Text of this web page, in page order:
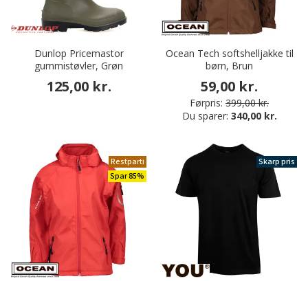
Dunlop Pricemastor
gummistøvler, Grøn
125,00 kr.
Ocean Tech softshelljakke til
børn, Brun
59,00 kr.
Førpris: 399,00 kr.
Du sparer: 340,00 kr.
Restparti
Spar 85%
Skarp pris